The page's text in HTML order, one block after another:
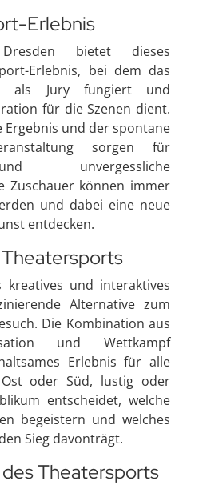
Erlebnis
bietet dieses
Erlebnis, bei dem das
als Jury fungiert und
für die Szenen dient.
und der spontane
sorgen für
unvergessliche
Zuschauer können immer
und dabei eine neue
entdecken.
kreatives und interaktives
Alternative zum
Die Kombination aus
und Wettkampf
Erlebnis für alle
oder Süd, lustig oder
entscheidet, welche
begeistern und welches
Sieg davonträgt.
Theatersports